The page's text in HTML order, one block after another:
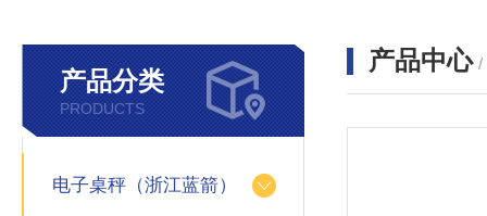
产品分类
PRODUCTS
电子桌秤（浙江蓝箭）
产品中心 /